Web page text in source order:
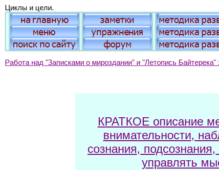
Циклы и цели.
Работа над "Записками о мироздании" и "Летопись
КРАТКОЕ описание
внимательности,
сознания,
управлять